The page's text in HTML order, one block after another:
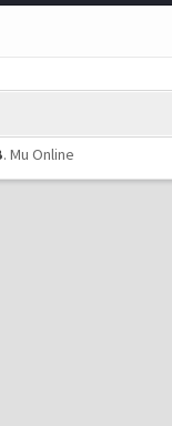
. Mu Online